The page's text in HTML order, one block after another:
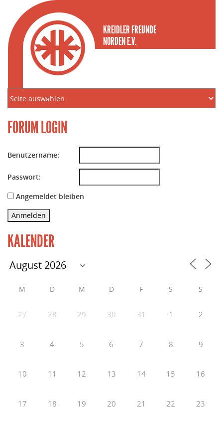
KREIDLER FREUNDE
NORDEN E.V.
FORUM LOGIN
Benutzername:
Passwort:
Angemeldet bleiben
Anmelden
KALENDER
M D M D F S S
27 28 29 30 31 1 2
3 4 5 6 7 8 9
10 11 12 13 14 15 16
17 18 19 20 21 22 23